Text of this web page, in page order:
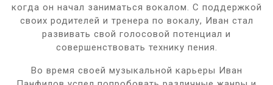
когда он начал заниматься вокалом. С поддержкой
своих родителей и тренера по вокалу, Иван стал
развивать свой голосовой потенциал и
совершенствовать технику пения.
Во время своей музыкальной карьеры Иван